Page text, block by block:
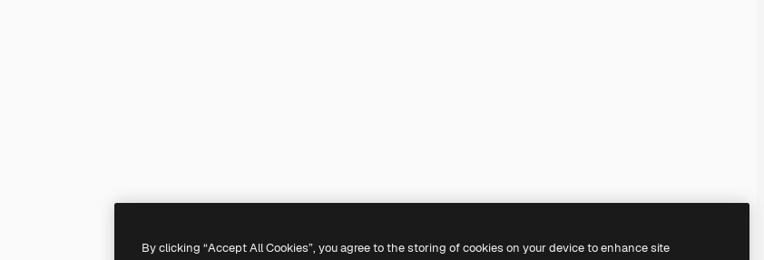
By clicking “Accept All Cookies”, you agree to the storing of cookies on your device to enhance site